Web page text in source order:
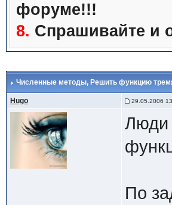
форуме!!!
8. Спрашивайте и
Численные методы, Решить функцию
Hugo 29.05.2006
Люди
По